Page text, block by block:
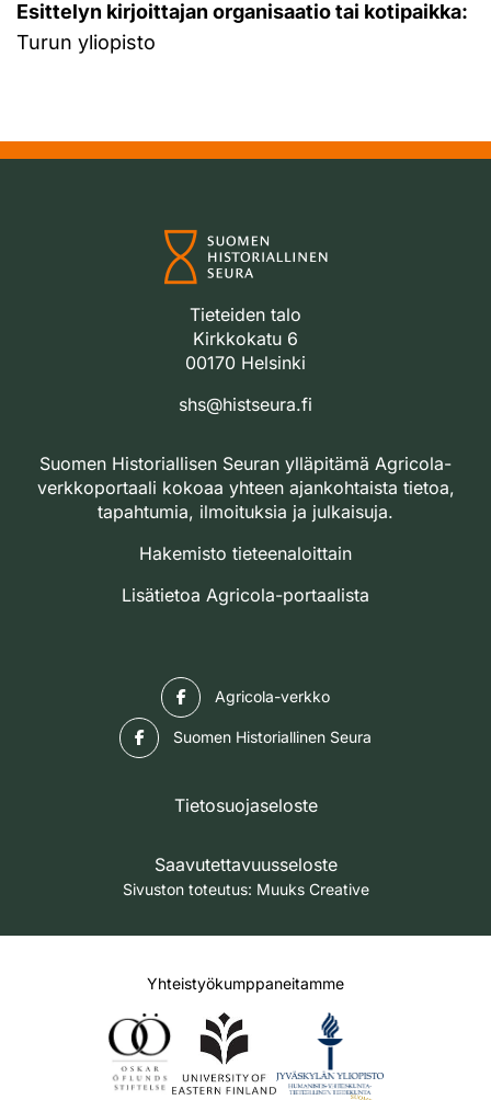
Esittelyn kirjoittajan organisaatio tai kotipaikka:
Turun yliopisto
Tieteiden talo
Kirkkokatu 6
00170 Helsinki
shs@histseura.fi
Suomen Historiallisen Seuran ylläpitämä Agricola-
verkkoportaali kokoaa yhteen ajankohtaista tietoa,
tapahtumia, ilmoituksia ja julkaisuja.
Hakemisto tieteenaloittain
Lisätietoa Agricola-portaalista
Agricola-verkko
Suomen Historiallinen Seura
Tietosuojaseloste
Saavutettavuusseloste
Sivuston toteutus: Muuks Creative
Yhteistyökumppaneitamme